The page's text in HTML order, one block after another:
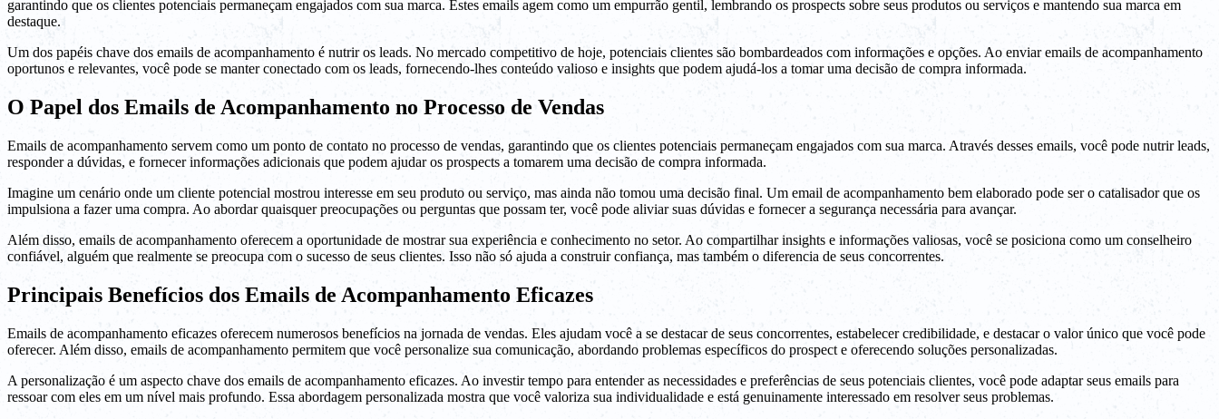
garantindo que os clientes potenciais permaneçam engajados com sua marca. Estes emails agem como um empurrão gentil, lembrando os prospects sobre seus produtos ou serviços e mantendo sua marca em
destaque.
Um dos papéis chave dos emails de acompanhamento é nutrir os leads. No mercado competitivo de hoje, potenciais clientes são bombardeados com informações e opções. Ao enviar emails de acompanhamento
oportunos e relevantes, você pode se manter conectado com os leads, fornecendo-lhes conteúdo valioso e insights que podem ajudá-los a tomar uma decisão de compra informada.
O Papel dos Emails de Acompanhamento no Processo de Vendas
Emails de acompanhamento servem como um ponto de contato no processo de vendas, garantindo que os clientes potenciais permaneçam engajados com sua marca. Através desses emails, você pode nutrir leads,
responder a dúvidas, e fornecer informações adicionais que podem ajudar os prospects a tomarem uma decisão de compra informada.
Imagine um cenário onde um cliente potencial mostrou interesse em seu produto ou serviço, mas ainda não tomou uma decisão final. Um email de acompanhamento bem elaborado pode ser o catalisador que os
impulsiona a fazer uma compra. Ao abordar quaisquer preocupações ou perguntas que possam ter, você pode aliviar suas dúvidas e fornecer a segurança necessária para avançar.
Além disso, emails de acompanhamento oferecem a oportunidade de mostrar sua experiência e conhecimento no setor. Ao compartilhar insights e informações valiosas, você se posiciona como um conselheiro
confiável, alguém que realmente se preocupa com o sucesso de seus clientes. Isso não só ajuda a construir confiança, mas também o diferencia de seus concorrentes.
Principais Benefícios dos Emails de Acompanhamento Eficazes
Emails de acompanhamento eficazes oferecem numerosos benefícios na jornada de vendas. Eles ajudam você a se destacar de seus concorrentes, estabelecer credibilidade, e destacar o valor único que você pode
oferecer. Além disso, emails de acompanhamento permitem que você personalize sua comunicação, abordando problemas específicos do prospect e oferecendo soluções personalizadas.
A personalização é um aspecto chave dos emails de acompanhamento eficazes. Ao investir tempo para entender as necessidades e preferências de seus potenciais clientes, você pode adaptar seus emails para
ressoar com eles em um nível mais profundo. Essa abordagem personalizada mostra que você valoriza sua individualidade e está genuinamente interessado em resolver seus problemas.